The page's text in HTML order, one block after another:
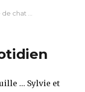
chat ...
… Sylvie et